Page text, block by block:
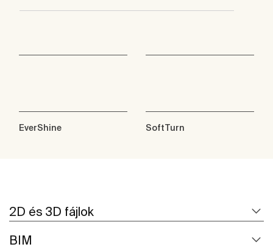
EverShine SoftTurn
2D és 3D fájlok
BIM